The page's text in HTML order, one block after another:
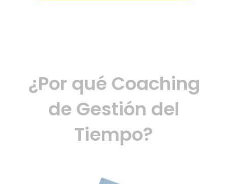
¿Por qué Coaching
de Gestión del
Tiempo?